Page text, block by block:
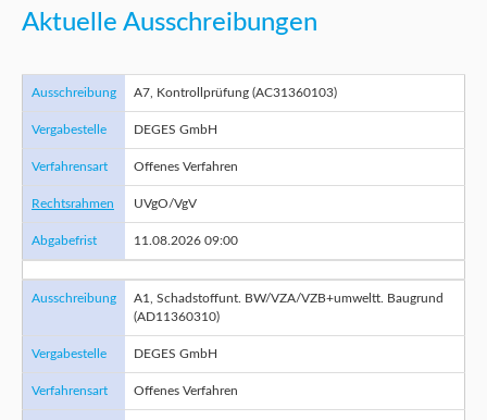
Aktuelle Ausschreibungen
Ausschreibung A7, Kontrollprüfung (AC31360103)
Vergabestelle DEGES GmbH
Verfahrensart Offenes Verfahren
Rechtsrahmen UVgO/VgV
Abgabefrist 11.08.2026 09:00
Ausschreibung
A1, Schadstoffunt. BW/VZA/VZB+umweltt. Baugrund
(AD11360310)
Vergabestelle DEGES GmbH
Verfahrensart Offenes Verfahren